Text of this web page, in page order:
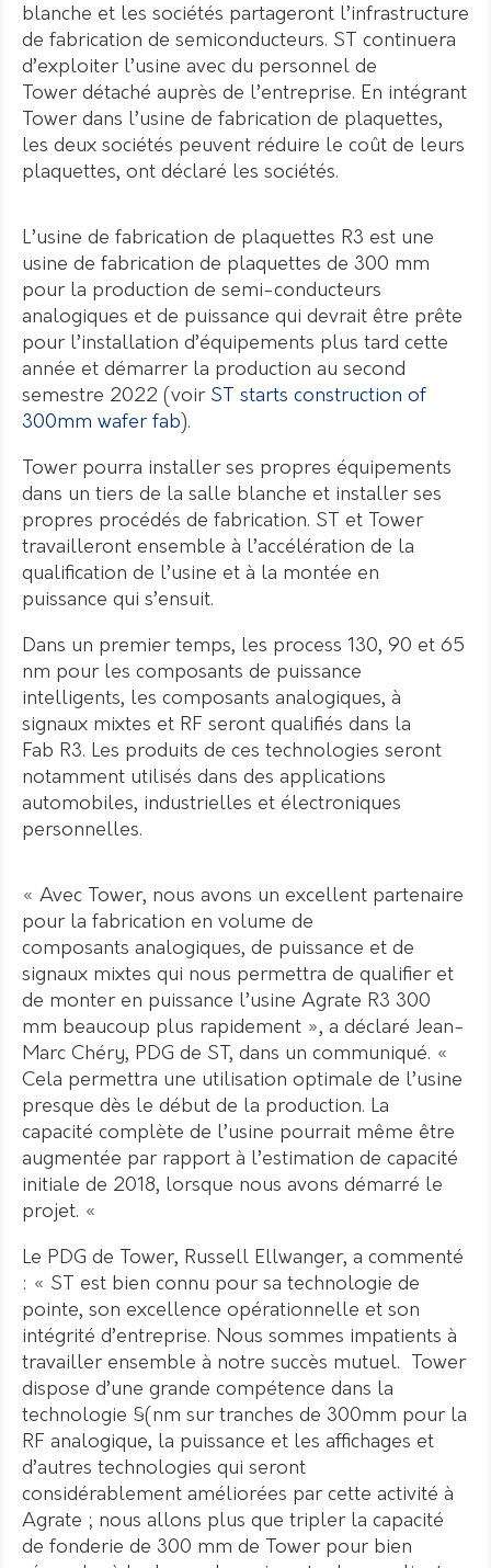
blanche et les sociétés partageront l’infrastructure
de fabrication de semiconducteurs. ST continuera
d’exploiter l’usine avec du personnel de
Tower détaché auprès de l’entreprise. En intégrant
Tower dans l’usine de fabrication de plaquettes,
les deux sociétés peuvent réduire le coût de leurs
plaquettes, ont déclaré les sociétés.
L’usine de fabrication de plaquettes R3 est une
usine de fabrication de plaquettes de 300 mm
pour la production de semi-conducteurs
analogiques et de puissance qui devrait être prête
pour l’installation d’équipements plus tard cette
année et démarrer la production au second
semestre 2022 (voir ST starts construction of
300mm wafer fab).
Tower pourra installer ses propres équipements
dans un tiers de la salle blanche et installer ses
propres procédés de fabrication. ST et Tower
travailleront ensemble à l’accélération de la
qualification de l’usine et à la montée en
puissance qui s’ensuit.
Dans un premier temps, les process 130, 90 et 65
nm pour les composants de puissance
intelligents, les composants analogiques, à
signaux mixtes et RF seront qualifiés dans la
Fab R3. Les produits de ces technologies seront
notamment utilisés dans des applications
automobiles, industrielles et électroniques
personnelles.
« Avec Tower, nous avons un excellent partenaire
pour la fabrication en volume de
composants analogiques, de puissance et de
signaux mixtes qui nous permettra de qualifier et
de monter en puissance l’usine Agrate R3 300
mm beaucoup plus rapidement », a déclaré Jean-
Marc Chéry, PDG de ST, dans un communiqué. «
Cela permettra une utilisation optimale de l’usine
presque dès le début de la production. La
capacité complète de l’usine pourrait même être
augmentée par rapport à l’estimation de capacité
initiale de 2018, lorsque nous avons démarré le
projet. «
Le PDG de Tower, Russell Ellwanger, a commenté
: « ST est bien connu pour sa technologie de
pointe, son excellence opérationnelle et son
intégrité d’entreprise. Nous sommes impatients à
travailler ensemble à notre succès mutuel. Tower
dispose d’une grande compétence dans la
technologie §(nm sur tranches de 300mm pour la
RF analogique, la puissance et les affichages et
d’autres technologies qui seront
considérablement améliorées par cette activité à
Agrate ; nous allons plus que tripler la capacité
de fonderie de 300 mm de Tower pour bien